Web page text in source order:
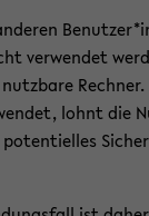
ver­wen­det
Rech­ner.
lohnt die